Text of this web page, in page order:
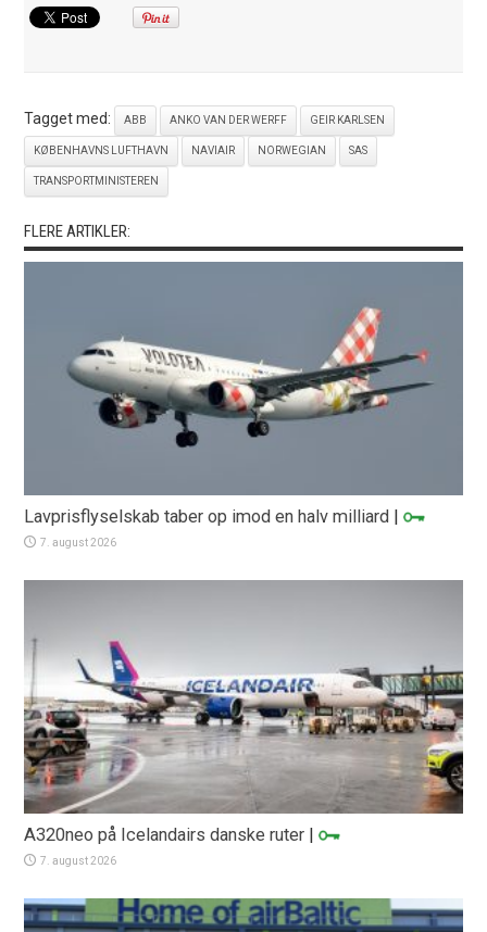
Tagget med: ABB ANKO VAN DER WERFF GEIR KARLSEN
KØBENHAVNS LUFTHAVN NAVIAIR NORWEGIAN SAS
TRANSPORTMINISTEREN
FLERE ARTIKLER:
Lavprisflyselskab taber op imod en halv milliard |
7. august 2026
A320neo på Icelandairs danske ruter |
7. august 2026